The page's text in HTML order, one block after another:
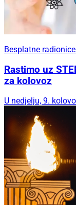
Besplatne
Rastimo uz
za kolovoz
U nedjelju, 9.